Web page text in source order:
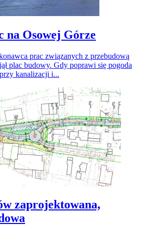
na Osowej Górze
prac związanych z przebudową
plac budowy. Gdy poprawi się pogoda
kanalizacji i...
zaprojektowana,